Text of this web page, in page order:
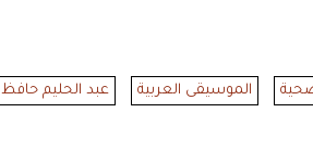
الموسيقى العربية عبد الحليم حافظ